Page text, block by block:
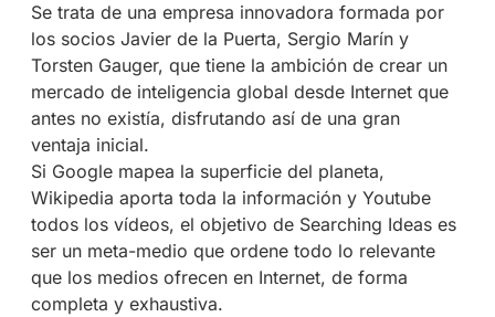
Se trata de una empresa innovadora formada por
los socios Javier de la Puerta, Sergio Marín y
Torsten Gauger, que tiene la ambición de crear un
mercado de inteligencia global desde Internet que
antes no existía, disfrutando así de una gran
ventaja inicial.
Si Google mapea la superficie del planeta,
Wikipedia aporta toda la información y Youtube
todos los vídeos, el objetivo de Searching Ideas es
ser un meta-medio que ordene todo lo relevante
que los medios ofrecen en Internet, de forma
completa y exhaustiva.